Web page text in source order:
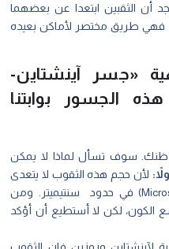
أن الثقبين ابتعدا عن بعضهما
فهي طريق مختصر لأماكن بعيده
«جسر آينشتاين-
الجسور بوابتنا
ظنك. سوف تسأل لماذا لا يمكن
لأن حجم هذه الثقوب لا يتعدى
الحجم الميكروسكوبي (Microscopic Levels) في حدود سنتيميتر. ومن
لكن لا أستطيع أن أؤكد